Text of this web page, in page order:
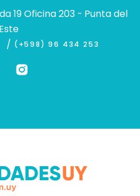
19 Oficina 203 - Punta del
Este
/ (+598) 96 434 253